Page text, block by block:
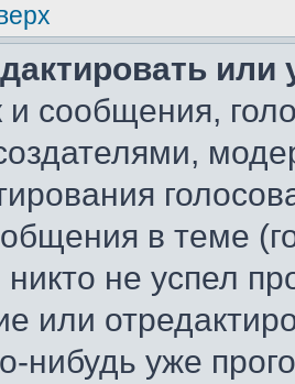
и сообщения,
в теме
не успел
или
нибудь уже